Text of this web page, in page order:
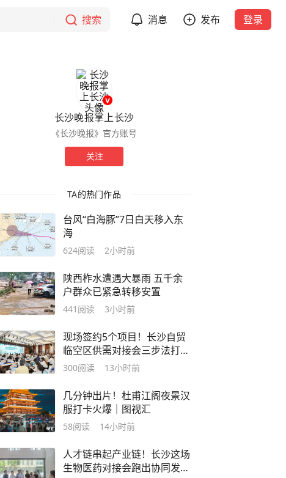
搜索 消息 发布 登录
长沙晚报掌上长沙
《长沙晚报》官方账号
关注
TA的热门作品
台风“白海豚”7日白天移入东
海
624阅读 2小时前
陕西柞水遭遇大暴雨 五千余
户群众已紧急转移安置
441 阅读 3小时前
现场签约5个项目！长沙自贸
临空区供需对接会三步法打通
3条合作通道
300阅读 13小时前
几分钟出片！杜甫江阁夜景汉
服打卡火爆｜图视汇
58阅读 14小时前
人才链串起产业链！长沙这场
生物医药对接会跑出协同发展